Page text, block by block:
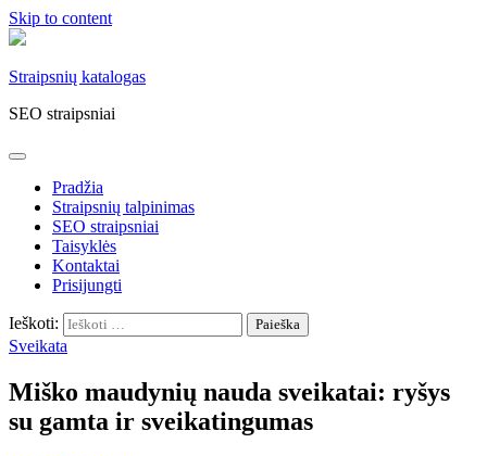
Skip to content
Straipsnių katalogas
SEO straipsniai
Pradžia
Straipsnių talpinimas
SEO straipsniai
Taisyklės
Kontaktai
Prisijungti
Ieškoti:
Sveikata
Miško maudynių nauda sveikatai: ryšys
su gamta ir sveikatingumas